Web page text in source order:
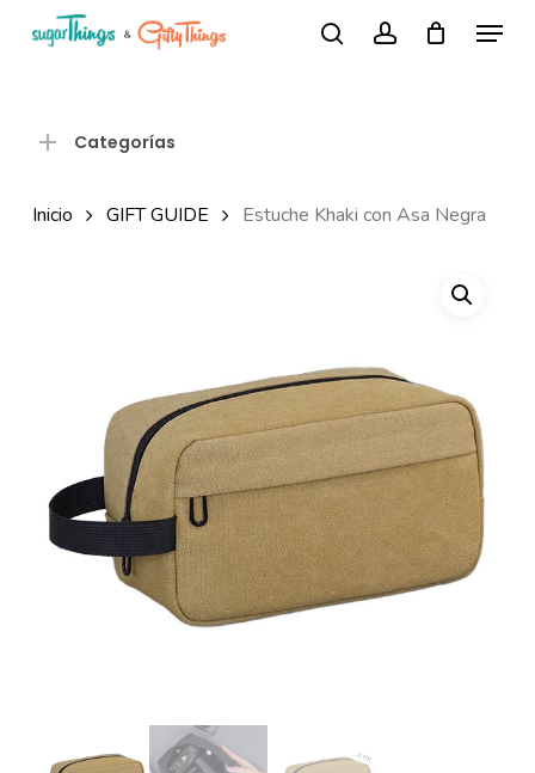
Búsqueda
Menu
Categorías
Inicio GIFT GUIDE Estuche Khaki con Asa Negra